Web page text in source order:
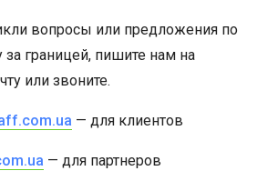
вопросы или предложения по
за границей, пишите нам на
или звоните.
— для клиентов
— для партнеров